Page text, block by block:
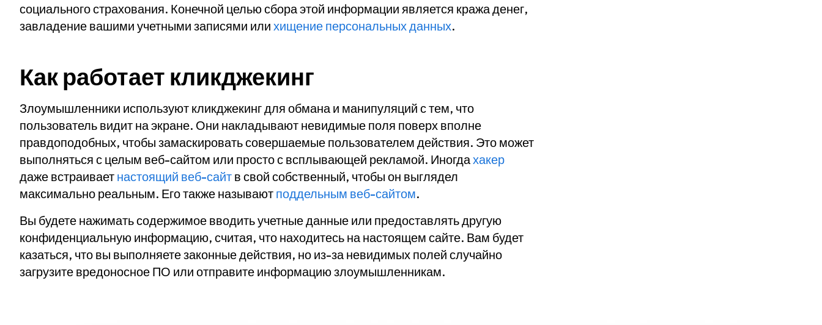
социального страхования. Конечной целью сбора этой информации является кража денег,
завладение вашими учетными записями или хищение персональных данных.
Как работает кликджекинг
Злоумышленники используют кликджекинг для обмана и манипуляций с тем, что
пользователь видит на экране. Они накладывают невидимые поля поверх вполне
правдоподобных, чтобы замаскировать совершаемые пользователем действия. Это может
выполняться с целым веб-сайтом или просто с всплывающей рекламой. Иногдахакер
даже встраивает настоящий веб-сайт в свой собственный, чтобы он выглядел
максимально реальным. Его также называют поддельным веб-сайтом.
Вы будете нажимать содержимое вводить учетные данные или предоставлять другую
конфиденциальную информацию, считая, что находитесь на настоящем сайте. Вам будет
казаться, что вы выполняете законные действия, но из-за невидимых полей случайно
загрузите вредоносное ПО или отправите информацию злоумышленникам.